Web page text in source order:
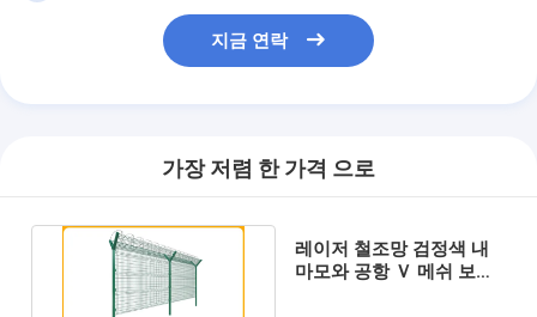
지금 연락
가장 저렴 한 가격 으로
레이저 철조망 검정색 내
마모와 공항 Ｖ 메쉬 보안